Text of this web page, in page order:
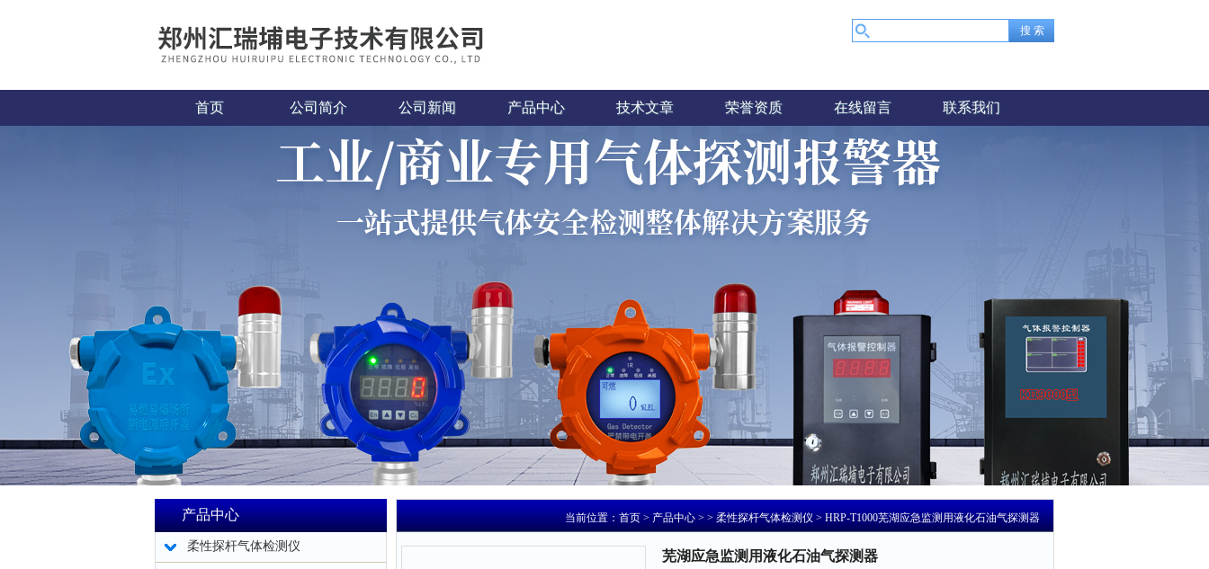
首页 公司简介 公司新闻 产品中心 技术文章 荣誉资质 在线留言 联系我们
产品中心
柔性探杆气体检测仪
当前位置：首页>产品中心> >柔性探杆气体检测仪> HRP-T1000芜湖应急监测用液化石油气探测器
芜湖应急监测用液化石油气探测器